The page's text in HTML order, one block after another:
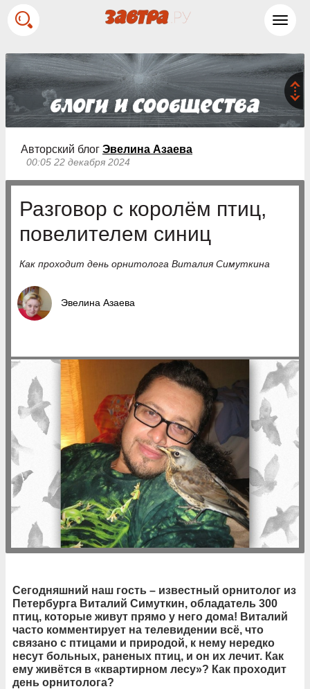
Авторский блог Эвелина Азаева
00:05 22 декабря 2024
Разговор с королём птиц,
повелителем синиц
Как проходит день орнитолога Виталия Симуткина
Эвелина Азаева
Сегодняшний наш гость – известный орнитолог из
Петербурга Виталий Симуткин, обладатель 300
птиц, которые живут прямо у него дома! Виталий
часто комментирует на телевидении всё, что
связано с птицами и природой, к нему нередко
несут больных, раненых птиц, и он их лечит. Как
ему живётся в «квартирном лесу»? Как проходит
день орнитолога?